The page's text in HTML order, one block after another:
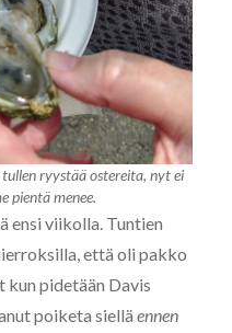
ryystää ostereita, nyt ei
pientä menee.
ensi viikolla. Tuntien
että oli pakko
kun pidetään Davis
poiketa siellä ennen